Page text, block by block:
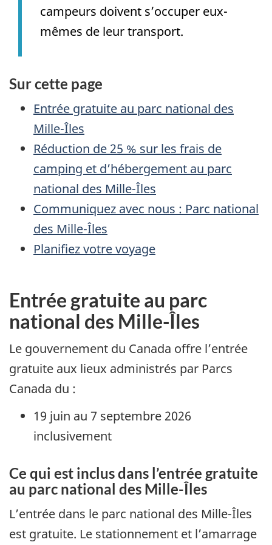
campeurs doivent s’occuper eux-
mêmes de leur transport.
Sur cette page
Entrée gratuite au parc national des
Mille-Îles
Réduction de 25 % sur les frais de
camping et d’hébergement au parc
national des Mille-Îles
Communiquez avec nous : Parc national
des Mille-Îles
Planifiez votre voyage
Entrée gratuite au parc
national des Mille-Îles
Le gouvernement du Canada offre l’entrée
gratuite aux lieux administrés par Parcs
Canada du :
19 juin au 7 septembre 2026
inclusivement
Ce qui est inclus dans l’entrée gratuite
au parc national des Mille-Îles
L’entrée dans le parc national des Mille-Îles
est gratuite. Le stationnement et l’amarrage